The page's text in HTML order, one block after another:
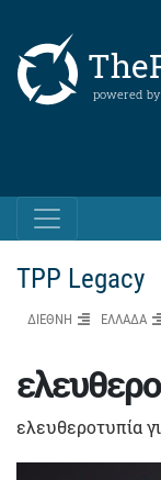
powered
TPP Legacy
ΔΙΕΘΝΗ ΕΛΛΑΔΑ
ελευθεροτυπία